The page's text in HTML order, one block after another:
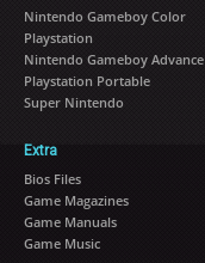
Nintendo Gameboy Color
Playstation
Nintendo Gameboy Advance
Playstation Portable
Super Nintendo
Extra
Bios Files
Game Magazines
Game Manuals
Game Music